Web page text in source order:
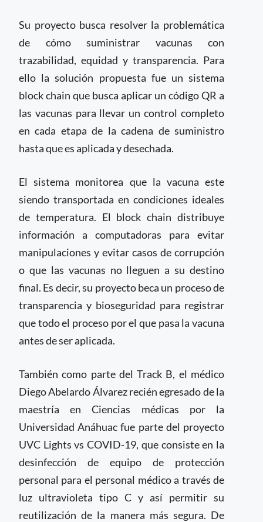
Su proyecto busca resolver la problemática
de cómo suministrar vacunas con
trazabilidad, equidad y transparencia. Para
ello la solución propuesta fue un sistema
block chain que busca aplicar un código QR a
las vacunas para llevar un control completo
en cada etapa de la cadena de suministro
hasta que es aplicada y desechada.
El sistema monitorea que la vacuna este
siendo transportada en condiciones ideales
de temperatura. El block chain distribuye
información a computadoras para evitar
manipulaciones y evitar casos de corrupción
o que las vacunas no lleguen a su destino
final. Es decir, su proyecto beca un proceso de
transparencia y bioseguridad para registrar
que todo el proceso por el que pasa la vacuna
antes de ser aplicada.
También como parte del Track B, el médico
Diego Abelardo Álvarez recién egresado de la
maestría en Ciencias médicas por la
Universidad Anáhuac fue parte del proyecto
UVC Lights vs COVID-19, que consiste en la
desinfección de equipo de protección
personal para el personal médico a través de
luz ultravioleta tipo C y así permitir su
reutilización de la manera más segura. De